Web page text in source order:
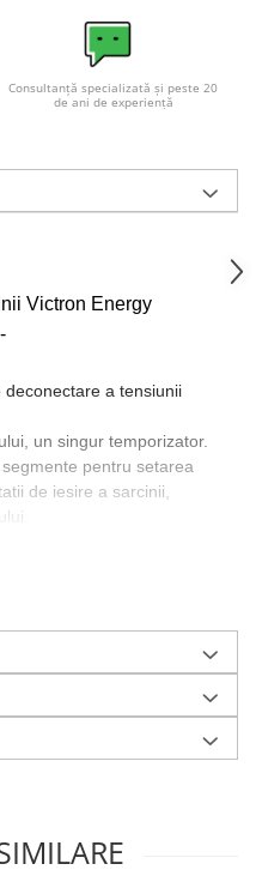
Consultanță specializată și peste 20
de ani de experiență
Victron Energy
a tensiunii
un singur temporizator.
pentru setarea
de iesire a sarcinii,
(în vrac, absorbtie,
suprasolicitarii si
polaritate inversa a
consultati manualul